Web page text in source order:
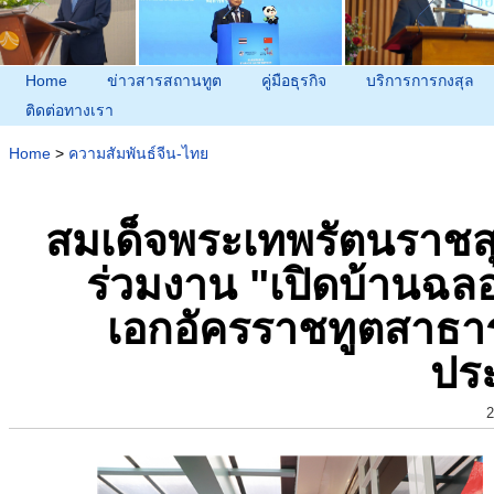
Home ข่าวสารสถานทูต คู่มือธุรกิจ
บริการการกงสุล
ติดต่อทางเรา
Home > ความสัมพันธ์จีน-ไทย
สมเด็จพระเทพรัตนรา
ร่วมงาน "เปิดบ้านฉ
เอกอัครราชทูตสาธ
ปร